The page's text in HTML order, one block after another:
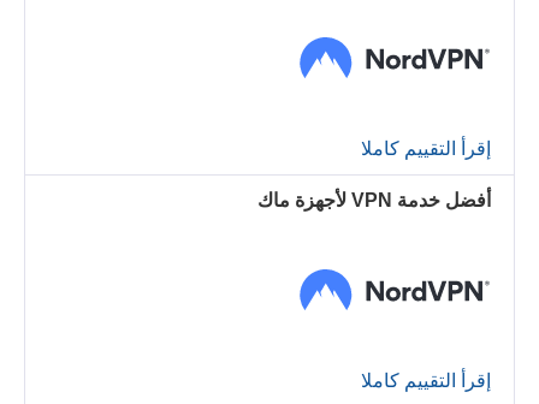
إقرأ التقييم كاملا
أفضل خدمة VPN لأجهزة ماك
إقرأ التقييم كاملا